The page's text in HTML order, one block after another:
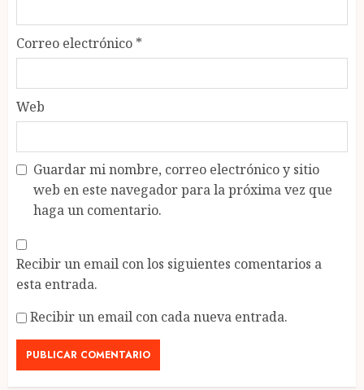
Correo electrónico *
Web
Guardar mi nombre, correo electrónico y sitio
web en este navegador para la próxima vez que
haga un comentario.
Recibir un email con los siguientes comentarios a
esta entrada.
Recibir un email con cada nueva entrada.